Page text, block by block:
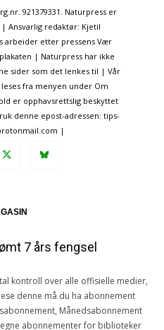
921379331. Naturpress er
Ansvarlig redaktør: Kjetil
arbeider etter pressens Vær
| Naturpress har ikke
sider som det lenkes til | Vår
fra menyen under Om
er opphavsrettslig beskyttet
denne epost-adressen: tips-
|
7 års fengsel
kontroll over alle offisielle medier,
denne må du ha abonnement
Månedsabonnement
abonnementer for biblioteker